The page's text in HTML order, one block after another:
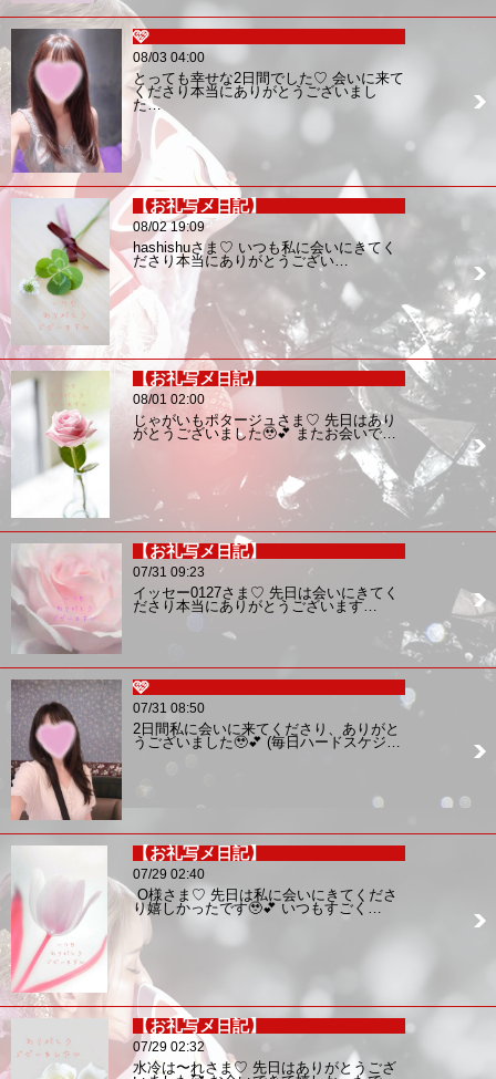
🩷
08/03 04:00
とっても幸せな2日間でした♡ 会いに来て
くださり本当にありがとうございまし
た…
【お礼写メ日記】
08/02 19:09
hashishuさま♡ いつも私に会いにきてく
ださり本当にありがとうござい…
【お礼写メ日記】
08/01 02:00
じゃがいもポタージュさま♡ 先日はあり
がとうございました🥹💕 またお会いで…
【お礼写メ日記】
07/31 09:23
イッセー0127さま♡ 先日は会いにきてく
ださり本当にありがとうございます…
🩷
07/31 08:50
2日間私に会いに来てくださり、ありがと
うございました🥹💕 (毎日ハードスケジ…
【お礼写メ日記】
07/29 02:40
O様さま♡ 先日は私に会いにきてくださ
り嬉しかったです🥹💕 いつもすごく…
【お礼写メ日記】
07/29 02:32
水冷は〜れさま♡ 先日はありがとうござ